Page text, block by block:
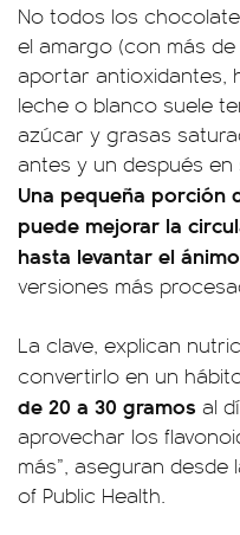
No todos los
el amargo (con más
aportar antioxidantes,
leche o blanco suele
azúcar y grasas
antes y un después
Una pequeña porción
puede mejorar la
hasta levantar el ánimo
versiones más
La clave, explican
convertirlo en un
de 20 a 30 gramos al
aprovechar los
más”, aseguran desde
of Public Health.